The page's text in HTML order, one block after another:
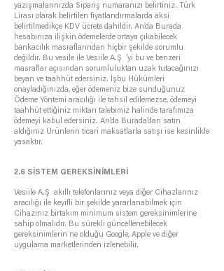
yazışmalarınızda Sipariş numaranızı belirtiniz. Türk
Lirası olarak belirtilen fiyatlandırmalarda aksi
belirtilmedikçe KDV ücrete dahildir. An’da Burada
hesabınıza ilişkin ödemelerde ortaya çıkabilecek
bankacılık masraflarından hiçbir şekilde sorumlu
değildir. Bu vesile ile Vesiile A.Ş ‘yi bu ve benzeri
masraflar açısından sorumluluktan uzak tutacağınızı
beyan ve taahhüt edersiniz. İşbu Hükümleri
onayladığınızda, eğer ödemeniz bize sunduğunuz
Ödeme Yöntemi aracılığı ile tahsil edilemezse, ödemeyi
taahhüt ettiğiniz miktarı talebimiz halinde tarafımıza
ödemeyi kabul edersiniz. An’da Burada’dan satın
aldığınız Ürünlerin ticari maksatlarla satışı ise kesinlikle
yasaktır.
2.6 SİSTEM GEREKSİNİMLERİ
Vesiile A.Ş akıllı telefonlarınız veya diğer Cihazlarınız
aracılığı ile keyifli bir şekilde yararlanabilmek için
Cihazınız birtakım minimum sistem gereksinimlerine
sahip olmalıdır. Bu sürekli güncellenebilecek
gereksinimlerin ne olduğu Google, Apple ve diğer
uygulama marketlerinden izlenebilir.